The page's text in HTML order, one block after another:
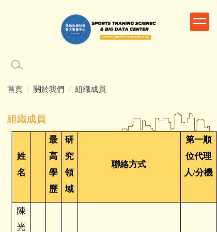
容
首頁
關於我們 組織成員
組織成員
姓
名
最
高
學
歷
研
究
領
域
聯絡方式
第一順
位代理
人/分機
陳
光